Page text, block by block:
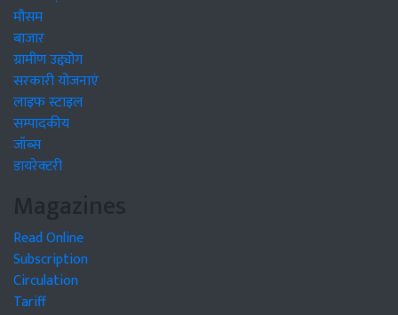
मौसम
बाजार
ग्रामीण उद्द्योग
सरकारी योजनाएं
लाइफ स्टाइल
सम्पादकीय
जॉब्स
डायरेक्टरी
Magazines
Read Online
Subscription
Circulation
Tariff